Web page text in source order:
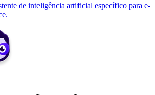
de inteligência artificial específico para e-